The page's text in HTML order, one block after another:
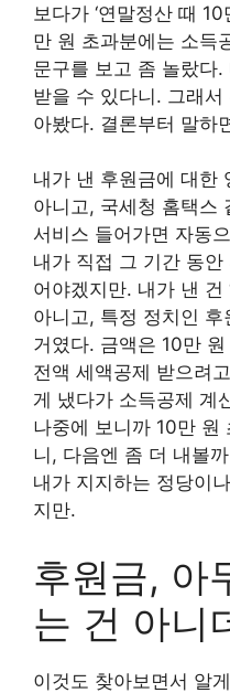
보다가 ‘연말정산 때
만 원 초과분에는 소득
문구를 보고 좀 놀랐다
받을 수 있다니. 그래
아봤다. 결론부터 말하
내가 낸 후원금에 대한
아니고, 국세청 홈택스
서비스 들어가면 자동
내가 직접 그 기간 동
어야겠지만. 내가 낸 건
아니고, 특정 정치인
거였다. 금액은 10만
전액 세액공제 받으려
게 냈다가 소득공제 계
나중에 보니까 10만 원
니, 다음엔 좀 더 내볼
내가 지지하는 정당이
지만.
후원금, 아
는 건 아니
이것도 찾아보면서 알